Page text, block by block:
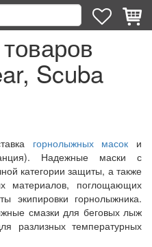
Scuba
горнолыжных масок и
Надежные маски с
категории защиты, а также
материалов, поглощающих
экипировки горнолыжника.
смазки для беговых лыж
разлизных температурных